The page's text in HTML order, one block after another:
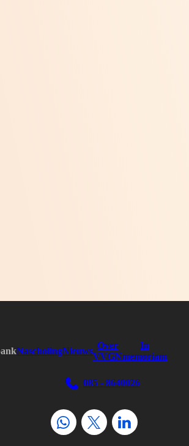
NascholingNieuws
Over
VVGN
In
memoriam
085 - 8640026